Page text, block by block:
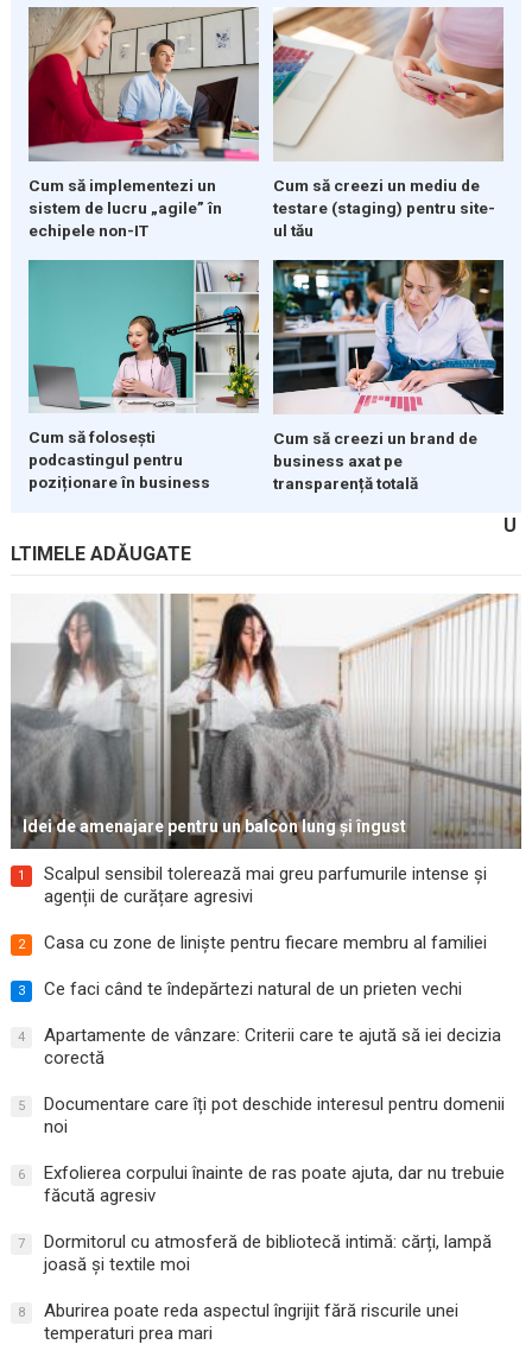
Cum să implementezi un
sistem de lucru „agile” în
echipele non-IT
Cum să creezi un mediu de
testare (staging) pentru site-
ul tău
Cum să folosești
podcastingul pentru
poziționare în business
Cum să creezi un brand de
business axat pe
transparență totală
U
LTIMELE ADĂUGATE
Idei de amenajare pentru un balcon lung și îngust
1
Scalpul sensibil tolerează mai greu parfumurile intense și
agenții de curățare agresivi
2 Casa cu zone de liniște pentru fiecare membru al familiei
3 Ce faci când te îndepărtezi natural de un prieten vechi
4
Apartamente de vânzare: Criterii care te ajută să iei decizia
corectă
5
Documentare care îți pot deschide interesul pentru domenii
noi
6
Exfolierea corpului înainte de ras poate ajuta, dar nu trebuie
făcută agresiv
7
Dormitorul cu atmosferă de bibliotecă intimă: cărți, lampă
joasă și textile moi
8
Aburirea poate reda aspectul îngrijit fără riscurile unei
temperaturi prea mari